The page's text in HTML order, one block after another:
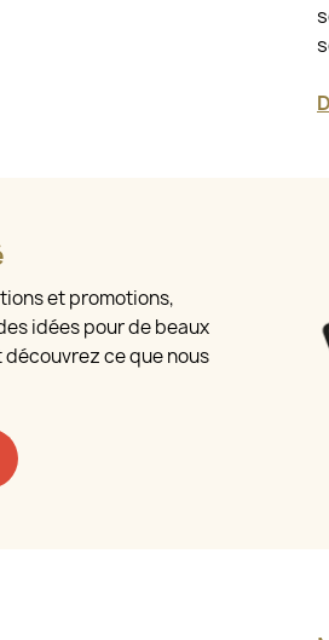
et promotions,
idées pour de beaux
ce que nous